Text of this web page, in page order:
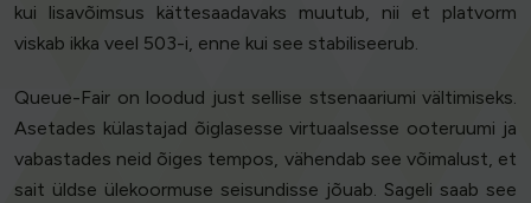
kui lisavõimsus kättesaadavaks muutub, nii et platvorm
viskab ikka veel 503-i, enne kui see stabiliseerub.
Queue-Fair on loodud just sellise stsenaariumi vältimiseks.
Asetades külastajad õiglasesse virtuaalsesse ooteruumi ja
vabastades neid õiges tempos, vähendab see võimalust, et
sait üldse ülekoormuse seisundisse jõuab. Sageli saab see